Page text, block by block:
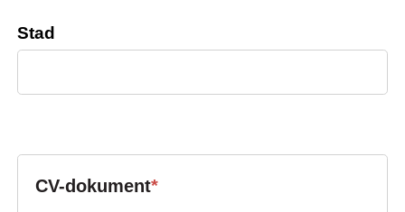
Stad
CV-dokument*